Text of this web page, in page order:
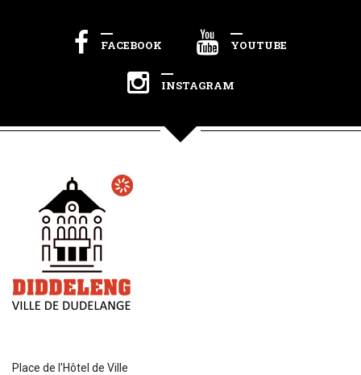
FACEBOOK YOUTUBE
INSTAGRAM
Place de l'Hôtel de Ville